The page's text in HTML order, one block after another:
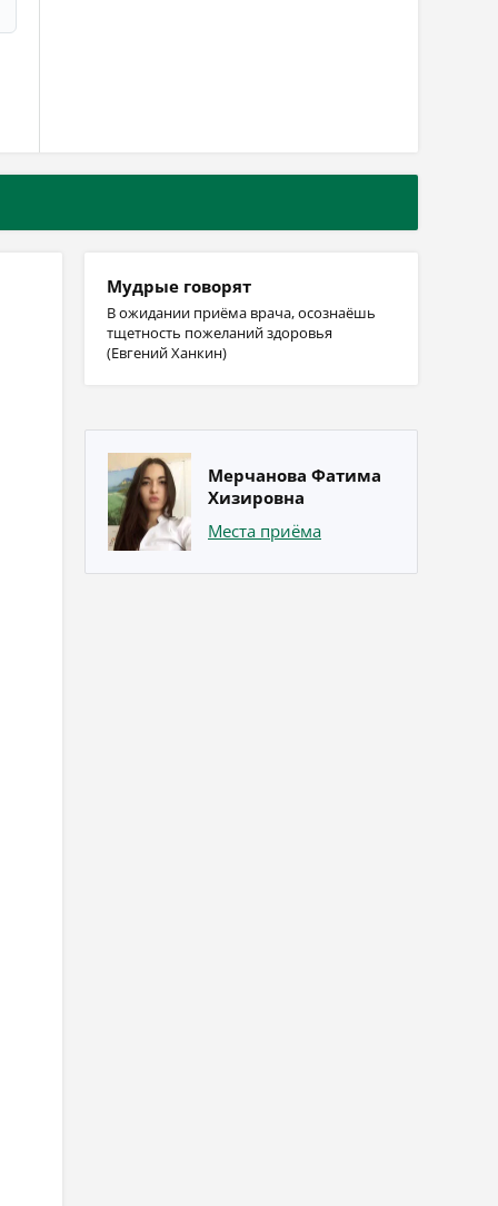
Мудрые говорят
В ожидании приёма врача, осознаёшь
тщетность пожеланий здоровья
(Евгений Ханкин)
Мерчанова Фатима
Хизировна
Места приёма